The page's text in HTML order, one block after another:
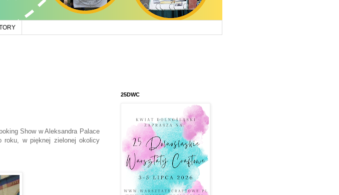
Show w Aleksandra Palace
roku, w pięknej zielonej okolicy
25DWC